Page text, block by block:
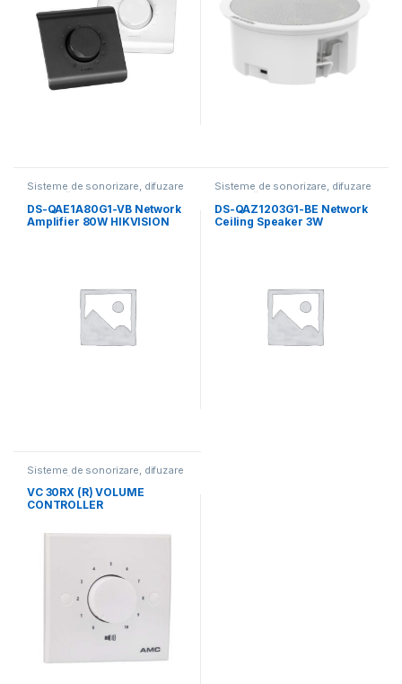
Sisteme de sonorizare, difuzare
muzicală
DS-QAE1A80G1-VB Network
Amplifier 80W HIKVISION
Sisteme de sonorizare, difuzare
muzicală
DS-QAZ1203G1-BE Network
Ceiling Speaker 3W
Sisteme de sonorizare, difuzare
muzicală
VC 30RX (R) VOLUME
CONTROLLER